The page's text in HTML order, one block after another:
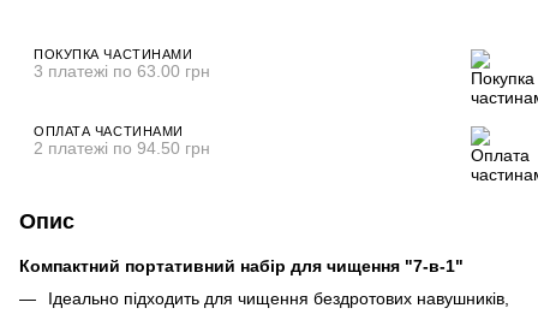
ПОКУПКА ЧАСТИНАМИ
3 платежі по 63.00 грн
ОПЛАТА ЧАСТИНАМИ
2 платежі по 94.50 грн
Опис
Компактний портативний набір для чищення "7-в-1"
Ідеально підходить для чищення бездротових навушників,